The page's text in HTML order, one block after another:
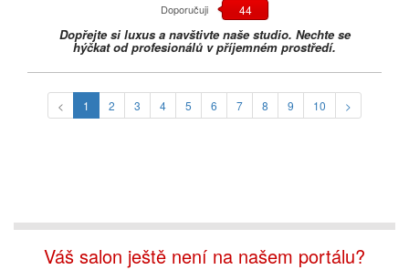
Doporučuji 44
Dopřejte si luxus a navštivte naše studio. Nechte se
hýčkat od profesionálů v příjemném prostředí.
< 1 2 3 4 5 6 7 8 9 10 >
Váš salon ještě není na našem portálu?